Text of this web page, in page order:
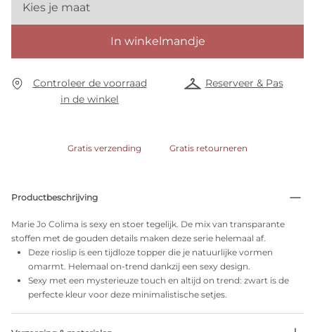
Kies je maat
In winkelmandje
Controleer de voorraad
in de winkel
Reserveer & Pas
Gratis verzending Gratis retourneren
Productbeschrijving
Marie Jo Colima is sexy en stoer tegelijk. De mix van transparante
stoffen met de gouden details maken deze serie helemaal af.
Deze rioslip is een tijdloze topper die je natuurlijke vormen
omarmt. Helemaal on-trend dankzij een sexy design.
Sexy met een mysterieuze touch en altijd on trend: zwart is de
perfecte kleur voor deze minimalistische setjes.